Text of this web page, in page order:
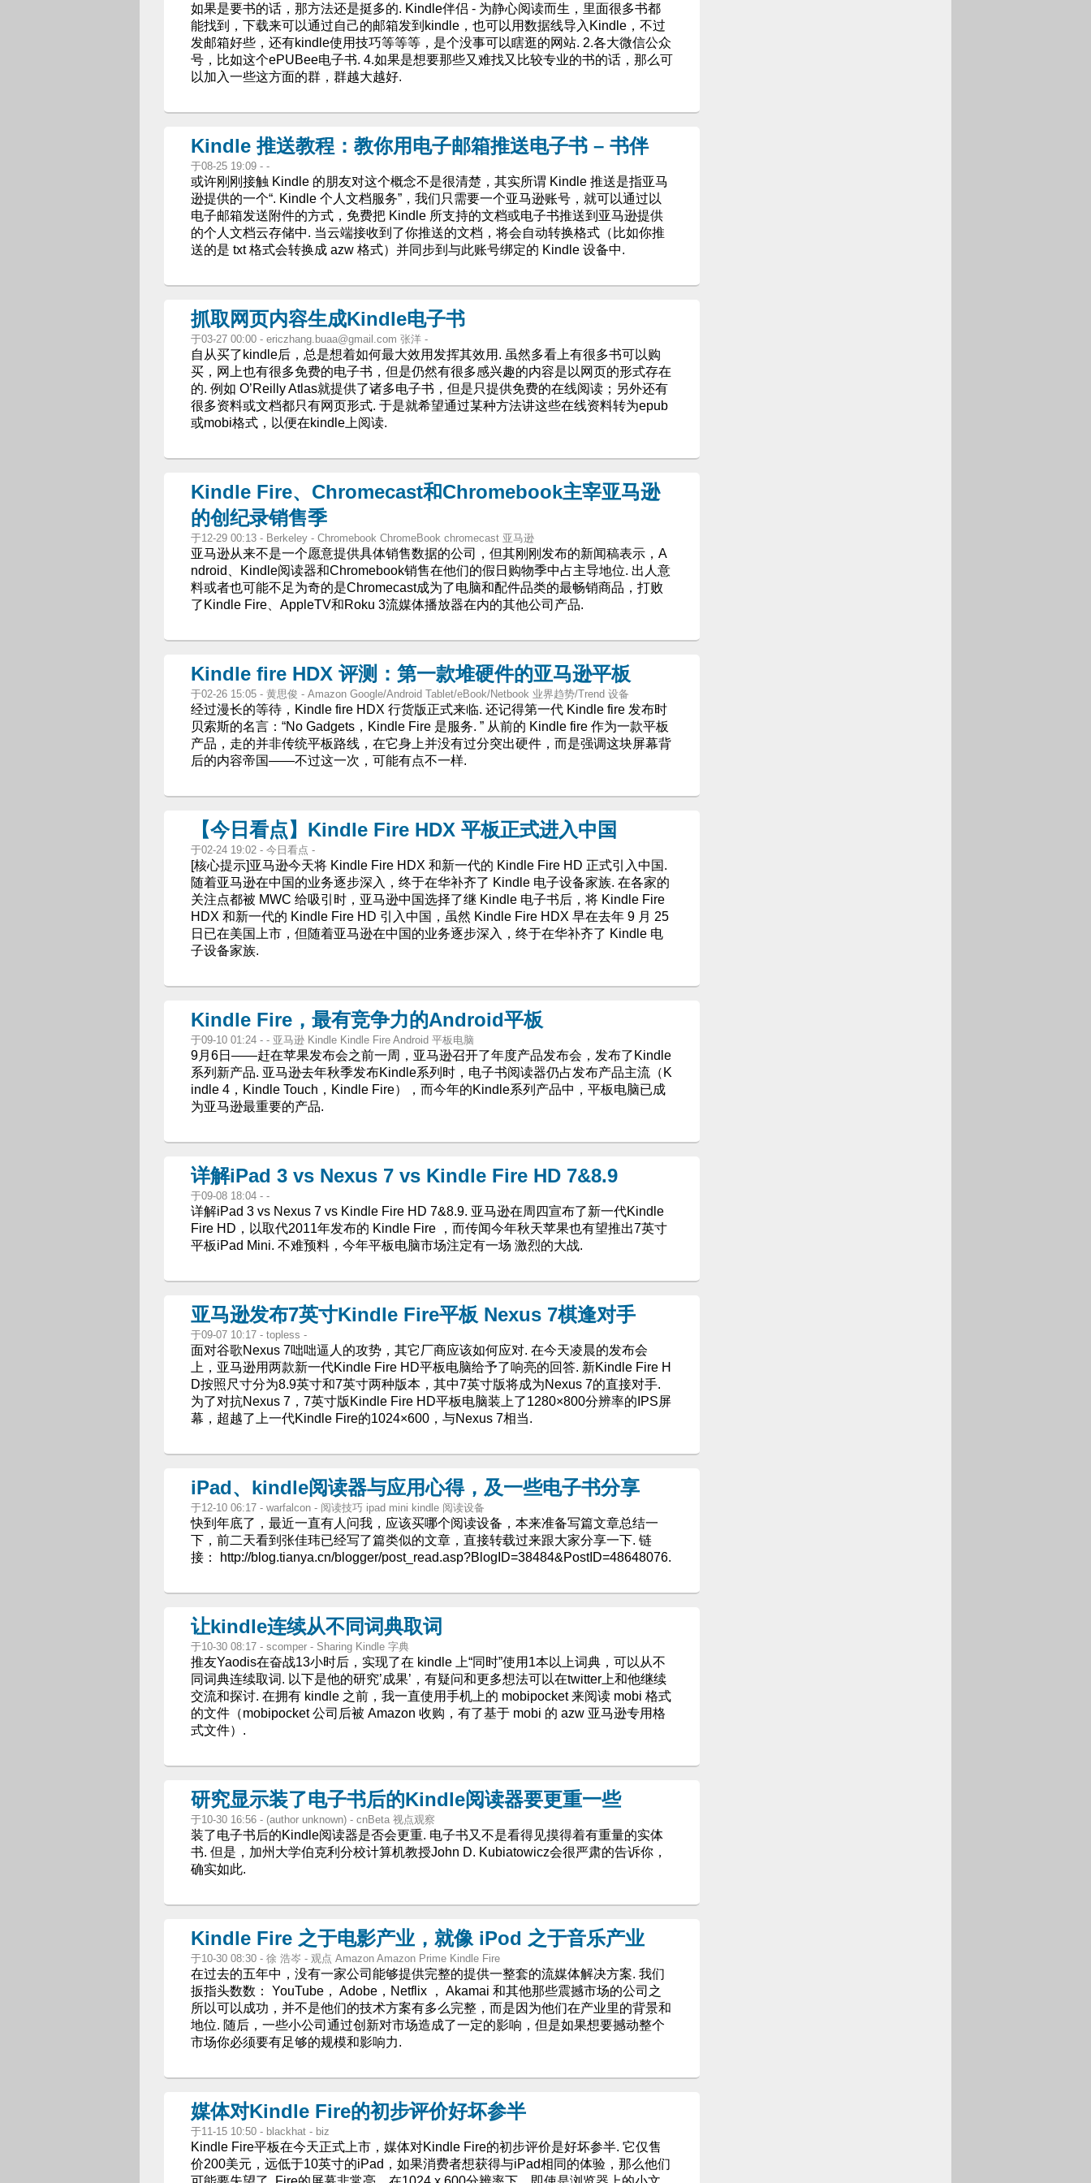
如果是要书的话，那方法还是挺多的. Kindle伴侣 - 为静心阅读而生，里面很多书都
能找到，下载来可以通过自己的邮箱发到kindle，也可以用数据线导入Kindle，不过
发邮箱好些，还有kindle使用技巧等等等，是个没事可以瞎逛的网站. 2.各大微信公众
号，比如这个ePUBee电子书. 4.如果是想要那些又难找又比较专业的书的话，那么可
以加入一些这方面的群，群越大越好.
Kindle 推送教程：教你用电子邮箱推送电子书 – 书伴
于08-25 19:09 - -
或许刚刚接触 Kindle 的朋友对这个概念不是很清楚，其实所谓 Kindle 推送是指亚马
逊提供的一个“. Kindle 个人文档服务”，我们只需要一个亚马逊账号，就可以通过以
电子邮箱发送附件的方式，免费把 Kindle 所支持的文档或电子书推送到亚马逊提供
的个人文档云存储中. 当云端接收到了你推送的文档，将会自动转换格式（比如你推
送的是 txt 格式会转换成 azw 格式）并同步到与此账号绑定的 Kindle 设备中.
抓取网页内容生成Kindle电子书
于03-27 00:00 - ericzhang.buaa@gmail.com 张洋 -
自从买了kindle后，总是想着如何最大效用发挥其效用. 虽然多看上有很多书可以购
买，网上也有很多免费的电子书，但是仍然有很多感兴趣的内容是以网页的形式存在
的. 例如 O’Reilly Atlas就提供了诸多电子书，但是只提供免费的在线阅读；另外还有
很多资料或文档都只有网页形式. 于是就希望通过某种方法讲这些在线资料转为epub
或mobi格式，以便在kindle上阅读.
Kindle Fire、Chromecast和Chromebook主宰亚马逊
的创纪录销售季
于12-29 00:13 - Berkeley - Chromebook ChromeBook chromecast 亚马逊
亚马逊从来不是一个愿意提供具体销售数据的公司，但其刚刚发布的新闻稿表示，A
ndroid、Kindle阅读器和Chromebook销售在他们的假日购物季中占主导地位. 出人意
料或者也可能不足为奇的是Chromecast成为了电脑和配件品类的最畅销商品，打败
了Kindle Fire、AppleTV和Roku 3流媒体播放器在内的其他公司产品.
Kindle fire HDX 评测：第一款堆硬件的亚马逊平板
于02-26 15:05 - 黄思俊 - Amazon Google/Android Tablet/eBook/Netbook 业界趋势/Trend 设备
经过漫长的等待，Kindle fire HDX 行货版正式来临. 还记得第一代 Kindle fire 发布时
贝索斯的名言：“No Gadgets，Kindle Fire 是服务. ” 从前的 Kindle fire 作为一款平板
产品，走的并非传统平板路线，在它身上并没有过分突出硬件，而是强调这块屏幕背
后的内容帝国——不过这一次，可能有点不一样.
【今日看点】Kindle Fire HDX 平板正式进入中国
于02-24 19:02 - 今日看点 -
[核心提示]亚马逊今天将 Kindle Fire HDX 和新一代的 Kindle Fire HD 正式引入中国.
随着亚马逊在中国的业务逐步深入，终于在华补齐了 Kindle 电子设备家族. 在各家的
关注点都被 MWC 给吸引时，亚马逊中国选择了继 Kindle 电子书后，将 Kindle Fire
HDX 和新一代的 Kindle Fire HD 引入中国，虽然 Kindle Fire HDX 早在去年 9 月 25
日已在美国上市，但随着亚马逊在中国的业务逐步深入，终于在华补齐了 Kindle 电
子设备家族.
Kindle Fire，最有竞争力的Android平板
于09-10 01:24 - - 亚马逊 Kindle Kindle Fire Android 平板电脑
9月6日——赶在苹果发布会之前一周，亚马逊召开了年度产品发布会，发布了Kindle
系列新产品. 亚马逊去年秋季发布Kindle系列时，电子书阅读器仍占发布产品主流（K
indle 4，Kindle Touch，Kindle Fire），而今年的Kindle系列产品中，平板电脑已成
为亚马逊最重要的产品.
详解iPad 3 vs Nexus 7 vs Kindle Fire HD 7&8.9
于09-08 18:04 - -
详解iPad 3 vs Nexus 7 vs Kindle Fire HD 7&8.9. 亚马逊在周四宣布了新一代Kindle
Fire HD，以取代2011年发布的 Kindle Fire ，而传闻今年秋天苹果也有望推出7英寸
平板iPad Mini. 不难预料，今年平板电脑市场注定有一场 激烈的大战.
亚马逊发布7英寸Kindle Fire平板 Nexus 7棋逢对手
于09-07 10:17 - topless -
面对谷歌Nexus 7咄咄逼人的攻势，其它厂商应该如何应对. 在今天凌晨的发布会
上，亚马逊用两款新一代Kindle Fire HD平板电脑给予了响亮的回答. 新Kindle Fire H
D按照尺寸分为8.9英寸和7英寸两种版本，其中7英寸版将成为Nexus 7的直接对手.
为了对抗Nexus 7，7英寸版Kindle Fire HD平板电脑装上了1280×800分辨率的IPS屏
幕，超越了上一代Kindle Fire的1024×600，与Nexus 7相当.
iPad、kindle阅读器与应用心得，及一些电子书分享
于12-10 06:17 - warfalcon - 阅读技巧 ipad mini kindle 阅读设备
快到年底了，最近一直有人问我，应该买哪个阅读设备，本来准备写篇文章总结一
下，前二天看到张佳玮已经写了篇类似的文章，直接转载过来跟大家分享一下. 链
接： http://blog.tianya.cn/blogger/post_read.asp?BlogID=38484&PostID=48648076.
让kindle连续从不同词典取词
于10-30 08:17 - scomper - Sharing Kindle 字典
推友Yaodis在奋战13小时后，实现了在 kindle 上“同时”使用1本以上词典，可以从不
同词典连续取词. 以下是他的研究’成果’，有疑问和更多想法可以在twitter上和他继续
交流和探讨. 在拥有 kindle 之前，我一直使用手机上的 mobipocket 来阅读 mobi 格式
的文件（mobipocket 公司后被 Amazon 收购，有了基于 mobi 的 azw 亚马逊专用格
式文件）.
研究显示装了电子书后的Kindle阅读器要更重一些
于10-30 16:56 - (author unknown) - cnBeta 视点观察
装了电子书后的Kindle阅读器是否会更重. 电子书又不是看得见摸得着有重量的实体
书. 但是，加州大学伯克利分校计算机教授John D. Kubiatowicz会很严肃的告诉你，
确实如此.
Kindle Fire 之于电影产业，就像 iPod 之于音乐产业
于10-30 08:30 - 徐 浩岑 - 观点 Amazon Amazon Prime Kindle Fire
在过去的五年中，没有一家公司能够提供完整的提供一整套的流媒体解决方案. 我们
扳指头数数： YouTube， Adobe，Netflix ， Akamai 和其他那些震撼市场的公司之
所以可以成功，并不是他们的技术方案有多么完整，而是因为他们在产业里的背景和
地位. 随后，一些小公司通过创新对市场造成了一定的影响，但是如果想要撼动整个
市场你必须要有足够的规模和影响力.
媒体对Kindle Fire的初步评价好坏参半
于11-15 10:50 - blackhat - biz
Kindle Fire平板在今天正式上市，媒体对Kindle Fire的初步评价是好坏参半. 它仅售
价200美元，远低于10英寸的iPad，如果消费者想获得与iPad相同的体验，那么他们